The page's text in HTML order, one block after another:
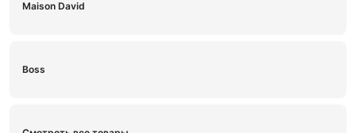
Maison David
Boss